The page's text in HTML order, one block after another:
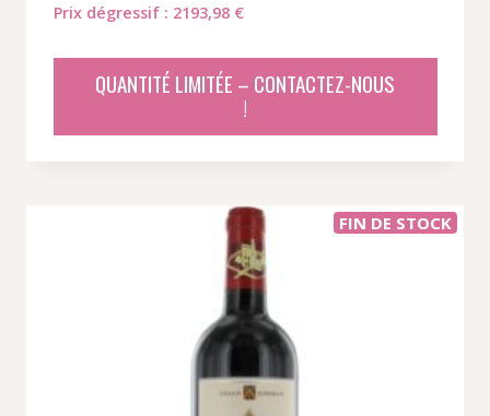
Prix dégressif : 2193,98 €
QUANTITÉ LIMITÉE – CONTACTEZ-NOUS
!
FIN DE STOCK